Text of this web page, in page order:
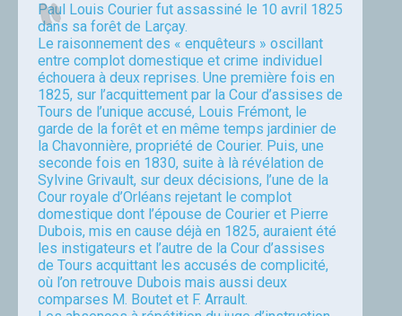
Paul Louis Courier fut assassiné le 10 avril 1825
dans sa forêt de Larçay.
Le raisonnement des « enquêteurs » oscillant
entre complot domestique et crime individuel
échouera à deux reprises. Une première fois en
1825, sur l’acquittement par la Cour d’assises de
Tours de l’unique accusé, Louis Frémont, le
garde de la forêt et en même temps jardinier de
la Chavonnière, propriété de Courier. Puis, une
seconde fois en 1830, suite à là révélation de
Sylvine Grivault, sur deux décisions, l’une de la
Cour royale d’Orléans rejetant le complot
domestique dont l’épouse de Courier et Pierre
Dubois, mis en cause déjà en 1825, auraient été
les instigateurs et l’autre de la Cour d’assises
de Tours acquittant les accusés de complicité,
où l’on retrouve Dubois mais aussi deux
comparses M. Boutet et F. Arrault.